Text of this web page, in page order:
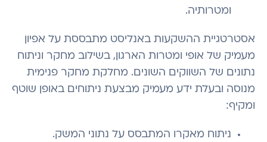
ומטרותיה.
אסטרטגיית ההשקעות באנליסט מתבססת על אפיון
מעמיק של אופי ומטרות הארגון, בשילוב מחקר וניתוח
נתונים של השווקים השונים. מחלקת מחקר פנימית
מנוסה ובעלת ידע מעמיק מבצעת ניתוחים באופן שוטף
ומקיף:
ניתוח מאקרו המתבסס על נתוני המשק.